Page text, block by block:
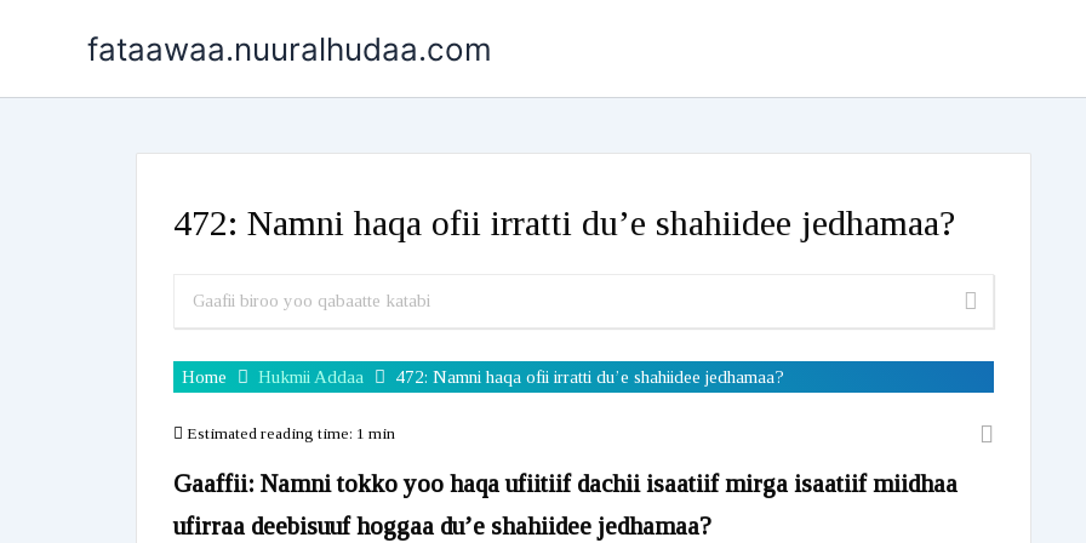
fataawaa.nuuralhudaa.com
472: Namni haqa ofii irratti du’e shahiidee jedhamaa?
Home Hukmii Addaa 472: Namni haqa ofii irratti du’e shahiidee jedhamaa?
Estimated reading time: 1 min
Gaaffii: Namni tokko yoo haqa ufiitiif dachii isaatiif mirga isaatiif miidhaa
ufirraa deebisuuf hoggaa du’e shahiidee jedhamaa?